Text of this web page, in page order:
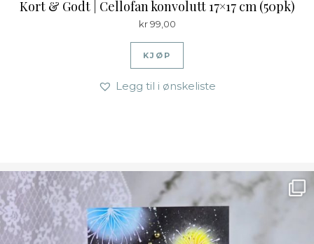
Kort & Godt | Cellofan konvolutt 17×17 cm (50pk)
kr99,00
KJØP
Legg til i ønskeliste
Ønsk